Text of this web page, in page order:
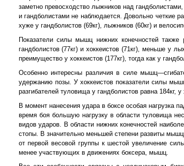
заметно превосходство лыжников над
и гандболистами не наблюдается. Довольно четкие
хуже у гандболистов (69кг), лыжников (60кг) и
Показатели силы мышц нижних конечностей
гандболистов (77кг) и хоккеистов (71кг), меньше у
преимущество у хоккеистов (177кг), тогда как у
Особенно интересны различия в силе
удержанию позы. У хоккеистов показатели силы
разгибателей туловища у гандболистов равна 184кг,
В момент нанесения удара в боксе особая нагрузка
время боя большую нагрузку в области туловища
видов ударов. В области нижних конечностей
стопы. В значительно меньшей степени развиты
от первой весовой группы к шестой увеличение
менее участвующих в движениях боксера, мышц.